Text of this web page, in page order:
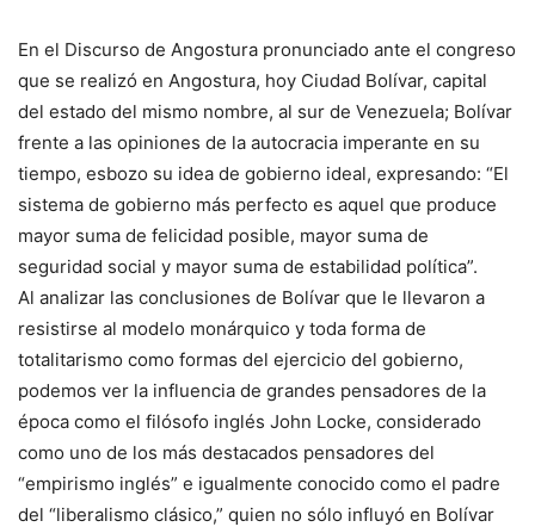
En el Discurso de Angostura pronunciado ante el congreso
que se realizó en Angostura, hoy Ciudad Bolívar, capital
del estado del mismo nombre, al sur de Venezuela; Bolívar
frente a las opiniones de la autocracia imperante en su
tiempo, esbozo su idea de gobierno ideal, expresando: “El
sistema de gobierno más perfecto es aquel que produce
mayor suma de felicidad posible, mayor suma de
seguridad social y mayor suma de estabilidad política”.
Al analizar las conclusiones de Bolívar que le llevaron a
resistirse al modelo monárquico y toda forma de
totalitarismo como formas del ejercicio del gobierno,
podemos ver la influencia de grandes pensadores de la
época como el filósofo inglés John Locke, considerado
como uno de los más destacados pensadores del
“empirismo inglés” e igualmente conocido como el padre
del “liberalismo clásico,” quien no sólo influyó en Bolívar